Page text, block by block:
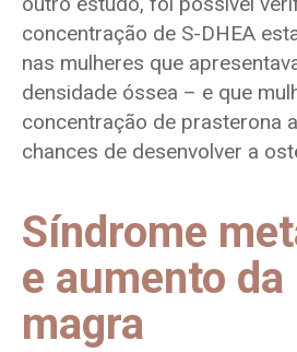
concentração de S-DHEA
nas mulheres que
densidade óssea – e que
concentração de prasterona
chances de desenvolver a
Síndrome
e aumento
magra